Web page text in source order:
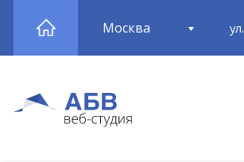
Москва